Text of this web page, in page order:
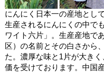
にんにく日本一の産地とし
生産されるにんにくの中で
ワイト六片」。生産産地で
区）の名前とその白さから
た。濃厚な味と1片が大き
価を受けております。中国